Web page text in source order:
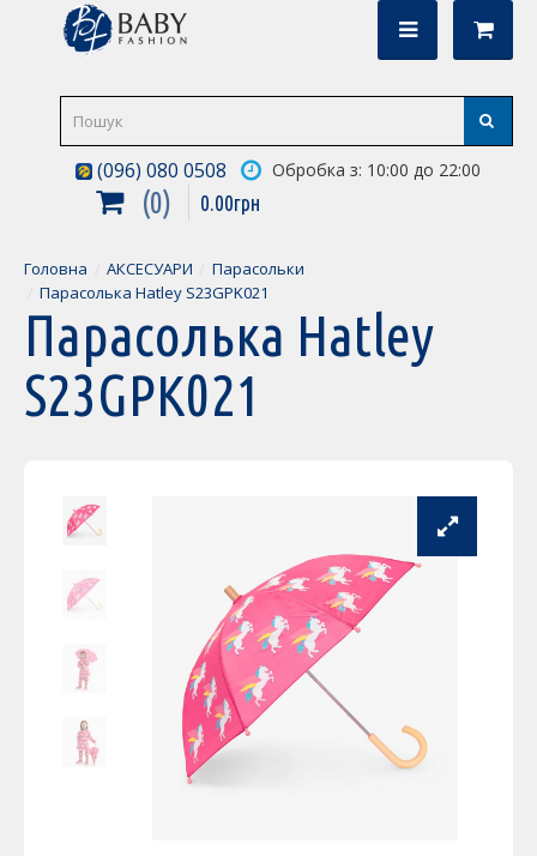
(096) 080 0508 Обробка з: 10:00 до 22:00
0 0.00грн
Головна АКСЕСУАРИ
Парасольки
Парасолька Hatley S23GPK021
Парасолька Hatley
S23GPK021